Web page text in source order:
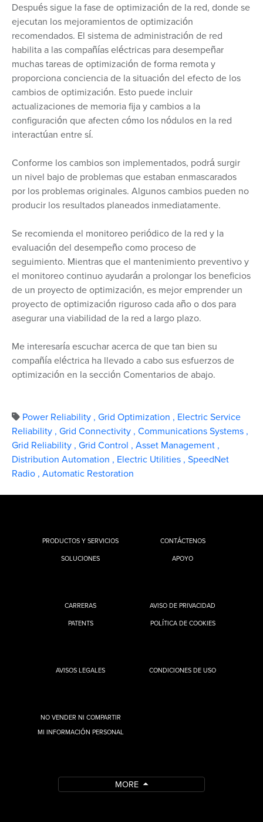
Después sigue la fase de optimización de la red, donde se
ejecutan los mejoramientos de optimización
recomendados. El sistema de administración de red
habilita a las compañías eléctricas para desempeñar
muchas tareas de optimización de forma remota y
proporciona conciencia de la situación del efecto de los
cambios de optimización. Esto puede incluir
actualizaciones de memoria fija y cambios a la
configuración que afecten cómo los nódulos en la red
interactúan entre sí.
Conforme los cambios son implementados, podrá surgir
un nivel bajo de problemas que estaban enmascarados
por los problemas originales. Algunos cambios pueden no
producir los resultados planeados inmediatamente.
Se recomienda el monitoreo periódico de la red y la
evaluación del desempeño como proceso de
seguimiento. Mientras que el mantenimiento preventivo y
el monitoreo continuo ayudarán a prolongar los beneficios
de un proyecto de optimización, es mejor emprender un
proyecto de optimización riguroso cada año o dos para
asegurar una viabilidad de la red a largo plazo.
Me interesaría escuchar acerca de que tan bien su
compañía eléctrica ha llevado a cabo sus esfuerzos de
optimización en la sección Comentarios de abajo.
Power Reliability , Grid Optimization , Electric Service
Reliability , Grid Connectivity , Communications Systems ,
Grid Reliability , Grid Control , Asset Management ,
Distribution Automation , Electric Utilities , SpeedNet
Radio , Automatic Restoration
PRODUCTOS Y SERVICIOS
SOLUCIONES
CONTÁCTENOS
APOYO
CARRERAS
PATENTS
AVISO DE PRIVACIDAD
POLÍTICA DE COOKIES
AVISOS LEGALES CONDICIONES DE USO
NO VENDER NI COMPARTIR
MI INFORMACIÓN PERSONAL
MORE